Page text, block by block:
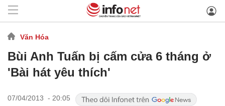
Văn Hóa
Bùi Anh Tuấn bị cấm cửa 6 tháng ở
'Bài hát yêu thích'
07/04/2013 - 20:05